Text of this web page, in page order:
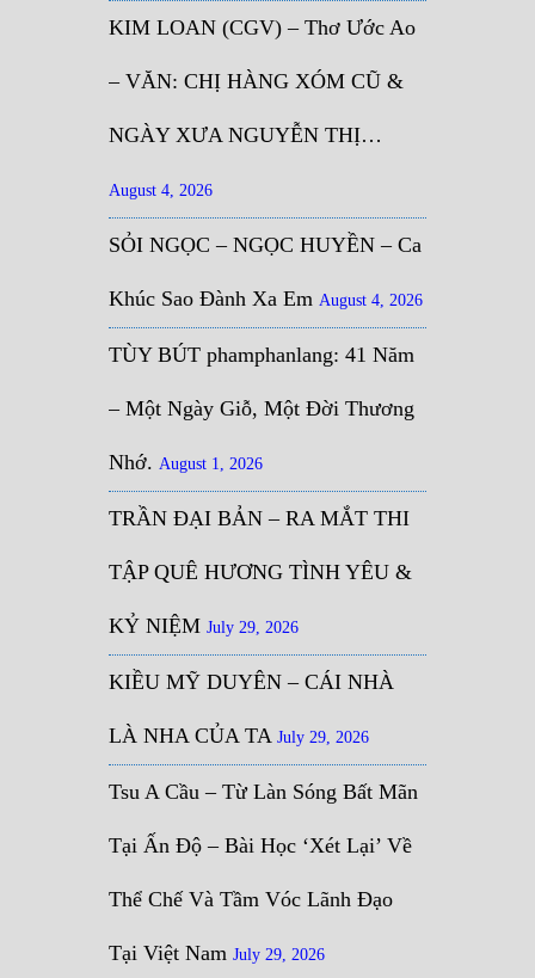
KIM LOAN (CGV) – Thơ Ước Ao
– VĂN: CHỊ HÀNG XÓM CŨ &
NGÀY XƯA NGUYỄN THỊ…
August 4, 2026
SỎI NGỌC – NGỌC HUYỀN – Ca
Khúc Sao Đành Xa Em August 4, 2026
TÙY BÚT phamphanlang: 41 Năm
– Một Ngày Giỗ, Một Đời Thương
Nhớ. August 1, 2026
TRẦN ĐẠI BẢN – RA MẮT THI
TẬP QUÊ HƯƠNG TÌNH YÊU &
KỶ NIỆM July 29, 2026
KIỀU MỸ DUYÊN – CÁI NHÀ
LÀ NHA CỦA TA July 29, 2026
Tsu A Cầu – Từ Làn Sóng Bất Mãn
Tại Ấn Độ – Bài Học ‘Xét Lại’ Về
Thể Chế Và Tầm Vóc Lãnh Đạo
Tại Việt Nam July 29, 2026